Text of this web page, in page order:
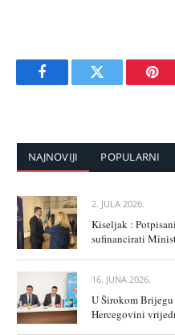
FacebookTwitter
NAJNOVIJI POPULARNI
2. JULA 2026.
Kiseljak :
sufinancirati
16. JUNA 2026.
U Širokom
Hercegovini